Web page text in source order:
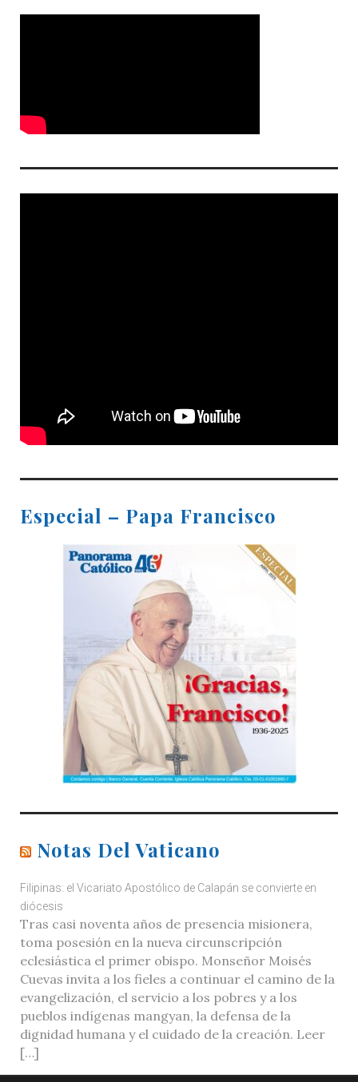
Especial – Papa Francisco
Notas Del Vaticano
Filipinas: el Vicariato Apostólico de Calapán se convierte en
diócesis
Tras casi noventa años de presencia misionera,
toma posesión en la nueva circunscripción
eclesiástica el primer obispo. Monseñor Moisés
Cuevas invita a los fieles a continuar el camino de la
evangelización, el servicio a los pobres y a los
pueblos indígenas mangyan, la defensa de la
dignidad humana y el cuidado de la creación. Leer
[…]